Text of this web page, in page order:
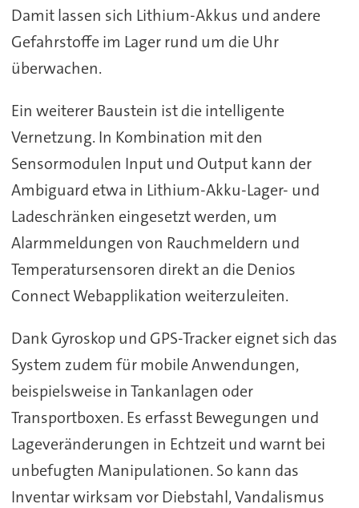
Damit lassen sich Lithium-Akkus und andere
Gefahrstoffe im Lager rund um die Uhr
überwachen.
Ein weiterer Baustein ist die intelligente
Vernetzung. In Kombination mit den
Sensormodulen Input und Output kann der
Ambiguard etwa in Lithium-Akku-Lager- und
Ladeschränken eingesetzt werden, um
Alarmmeldungen von Rauchmeldern und
Temperatursensoren direkt an die Denios
Connect Webapplikation weiterzuleiten.
Dank Gyroskop und GPS-Tracker eignet sich das
System zudem für mobile Anwendungen,
beispielsweise in Tankanlagen oder
Transportboxen. Es erfasst Bewegungen und
Lageveränderungen in Echtzeit und warnt bei
unbefugten Manipulationen. So kann das
Inventar wirksam vor Diebstahl, Vandalismus